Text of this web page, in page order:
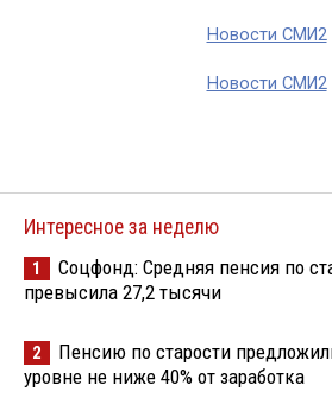
Новости СМИ2
Новости СМИ2
Интересное за неделю
1
Соцфонд: Средняя пенсия по
превысила 27,2 тысячи
2
Пенсию по старости
уровне не ниже 40% от заработка